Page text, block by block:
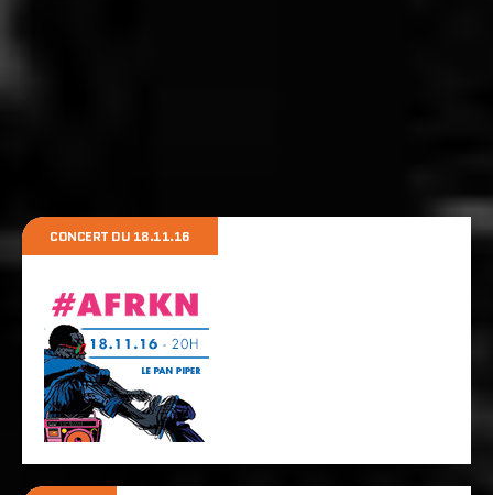
CONCERT DU 18.11.16